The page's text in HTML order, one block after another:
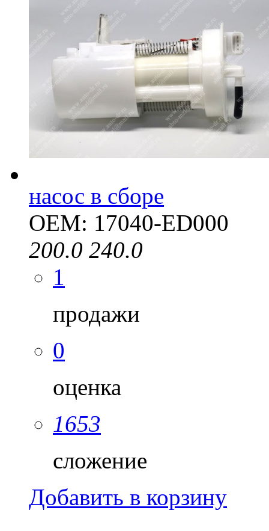
насос в сборе
OEM: 17040-ED000
200.0 240.0
1
продажи
0
оценка
1653
сложение
Добавить в корзину